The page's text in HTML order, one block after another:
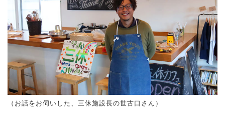
（お話をお伺いした、三休施設長の世古口さん）